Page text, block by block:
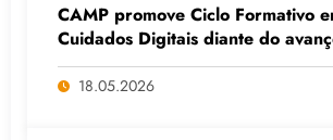
CAMP promove Ciclo Formativo
Cuidados Digitais diante do
Big Techs e da IA
18.05.2026